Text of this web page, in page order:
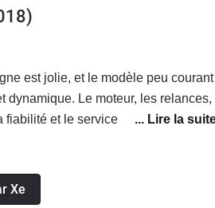
secondes -Batterie HS ->
de la batterie est basse même
est jolie, et le modèle peu courant
dynamique. Le moteur, les relances,
fiabilité et le service clientèle
dans les portières, les
.... la liste est encore
Xe